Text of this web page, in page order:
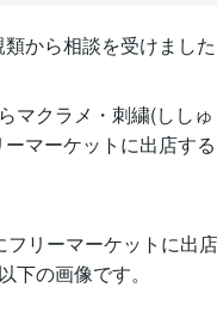
から相談を受けました
マクラメ・刺繍(しし
マーケットに出店す
フリーマーケットに出
下の画像です。